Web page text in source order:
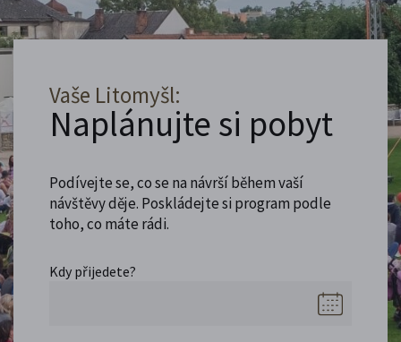
Vaše Litomyšl:
Naplánujte si pobyt
Podívejte se, co se na návrší během vaší
návštěvy děje. Poskládejte si program podle
toho, co máte rádi.
Kdy přijedete?